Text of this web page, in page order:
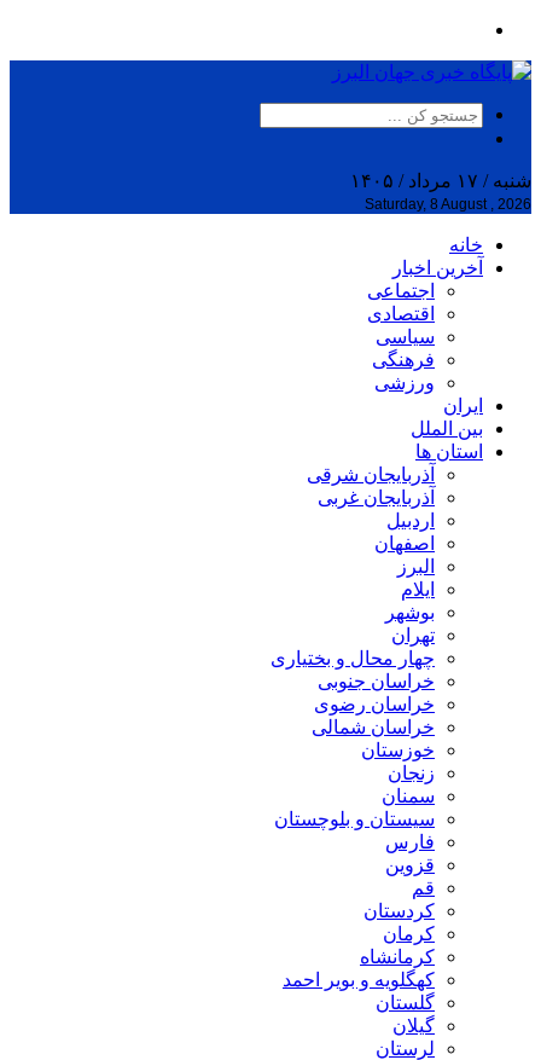
شنبه / ۱۷ مرداد / ۱۴۰۵
Saturday, 8 August , 2026
خانه
آخرین اخبار
اجتماعی
اقتصادی
سیاسی
فرهنگی
ورزشی
ایران
بین الملل
استان ها
آذربایجان شرقی
آذربایجان غربی
اردبیل
اصفهان
البرز
ایلام
بوشهر
تهران
چهار محال و بختیاری
خراسان جنوبی
خراسان رضوی
خراسان شمالی
خوزستان
زنجان
سمنان
سیستان و بلوچستان
فارس
قزوین
قم
کردستان
کرمان
کرمانشاه
کهگلویه و بویر احمد
گلستان
گیلان
لرستان